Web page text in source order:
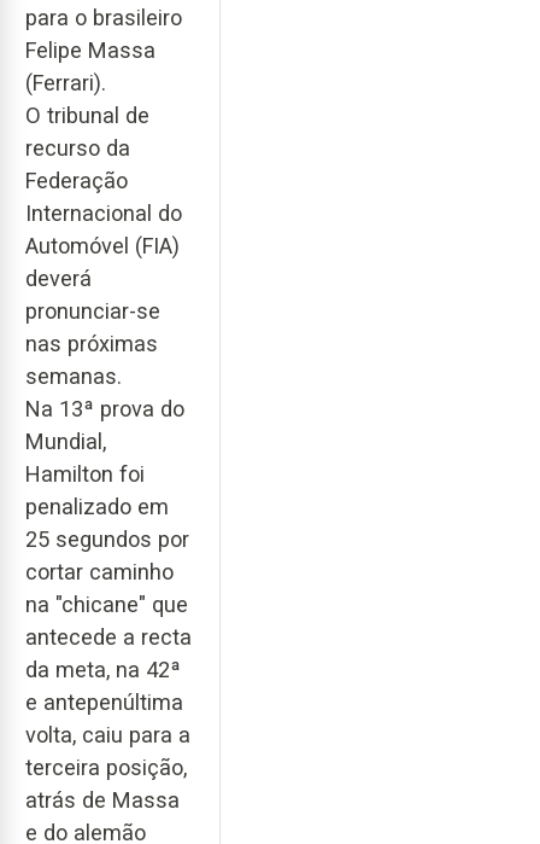
para o brasileiro
Felipe Massa
(Ferrari).
O tribunal de
recurso da
Federação
Internacional do
Automóvel (FIA)
deverá
pronunciar-se
nas próximas
semanas.
Na 13ª prova do
Mundial,
Hamilton foi
penalizado em
25 segundos por
cortar caminho
na "chicane" que
antecede a recta
da meta, na 42ª
e antepenúltima
volta, caiu para a
terceira posição,
atrás de Massa
e do alemão